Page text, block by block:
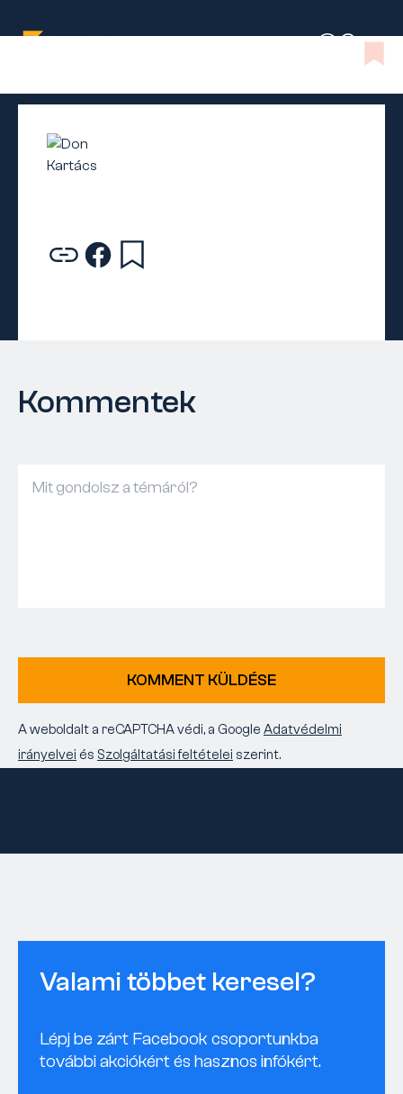
Kommentek
KOMMENT KÜLDÉSE
A weboldalt a reCAPTCHA védi, a Google Adatvédelmi
irányelvei és Szolgáltatási feltételei szerint.
Valami többet keresel?
Lépj be zárt Facebook csoportunkba
további akciókért és hasznos infókért.